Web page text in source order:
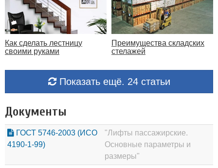
Как сделать лестницу
своими руками
Преимущества складских
стелажей
Показать ещё. 24 статьи
Документы
ГОСТ 5746-2003 (ИСО
4190-1-99)
"Лифты пассажирские.
Основные параметры и
размеры"